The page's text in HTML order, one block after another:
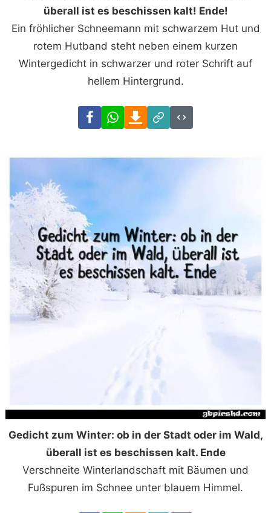
überall ist es beschissen kalt! Ende!
Ein fröhlicher Schneemann mit schwarzem Hut und
rotem Hutband steht neben einem kurzen
Wintergedicht in schwarzer und roter Schrift auf
hellem Hintergrund.
FacebookWhatsAppDownload
Link
Code
Gedicht zum Winter: ob in der Stadt oder im Wald,
überall ist es beschissen kalt. Ende
Verschneite Winterlandschaft mit Bäumen und
Fußspuren im Schnee unter blauem Himmel.